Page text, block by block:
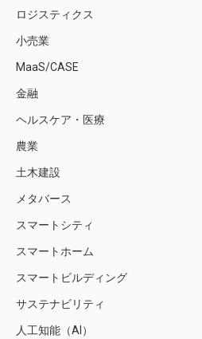
ロジスティクス
小売業
MaaS/CASE
金融
ヘルスケア・医療
農業
土木建設
メタバース
スマートシティ
スマートホーム
スマートビルディング
サステナビリティ
人工知能（AI）